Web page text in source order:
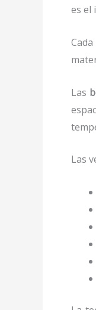
es el
Las
Las